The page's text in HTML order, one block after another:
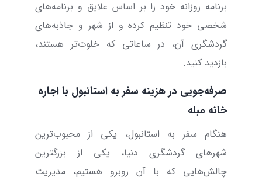
برنامه روزانه خود را بر اساس علایق و برنامه‌های
شخصی خود تنظیم کرده و از شهر و جاذبه‌های
گردشگری آن، در ساعاتی که خلوت‌تر هستند،
بازدید کنید.
صرفه‌جویی در هزینه سفر به استانبول با اجاره
خانه مبله
هنگام سفر به استانبول، یکی از محبوب‌ترین
شهرهای گردشگری دنیا، یکی از بزرگترین
چالش‌هایی که با آن روبرو هستیم، مدیریت